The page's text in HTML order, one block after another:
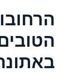
באתונה